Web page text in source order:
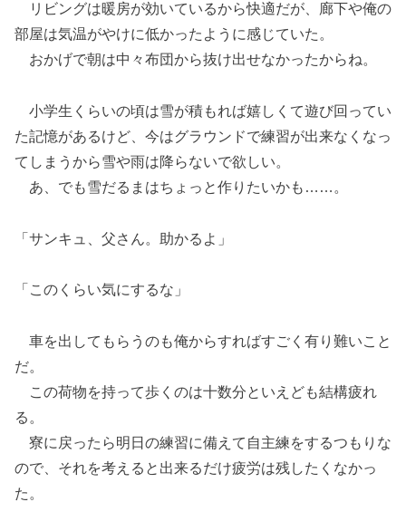
リビングは暖房が効いているから快適だが、廊下や俺の
部屋は気温がやけに低かったように感じていた。
おかげで朝は中々布団から抜け出せなかったからね。
小学生くらいの頃は雪が積もれば嬉しくて遊び回ってい
た記憶があるけど、今はグラウンドで練習が出来なくなっ
てしまうから雪や雨は降らないで欲しい。
あ、でも雪だるまはちょっと作りたいかも……。
「サンキュ、父さん。助かるよ」
「このくらい気にするな」
車を出してもらうのも俺からすればすごく有り難いこと
だ。
この荷物を持って歩くのは十数分といえども結構疲れ
る。
寮に戻ったら明日の練習に備えて自主練をするつもりな
ので、それを考えると出来るだけ疲労は残したくなかっ
た。